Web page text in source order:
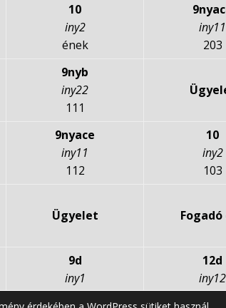
10
iny2
ének
iny11
203
9nyb
iny22
111
9nyace
iny11
112
10
iny2
103
Ügyelet Fogadó
9d
iny1
115
12d
iny12
207